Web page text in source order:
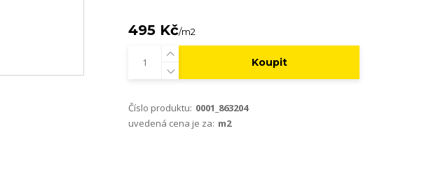
495 Kč/m2
Koupit
Číslo produktu: 0001_863204
uvedená cena je za: m2